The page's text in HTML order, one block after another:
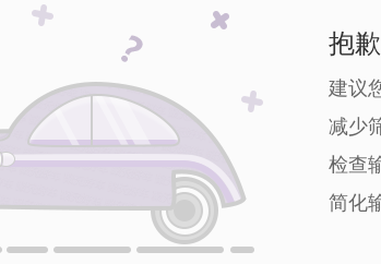
抱
建议
减少
检查
简化